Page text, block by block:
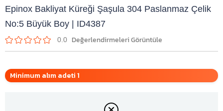
Epinox Bakliyat Küreği Şaşula 304 Paslanmaz Çelik
No:5 Büyük Boy | ID4387
0.0
Minimum alım adeti 1